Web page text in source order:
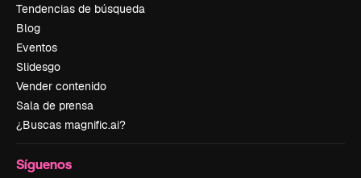
Tendencias de búsqueda
Blog
Eventos
Slidesgo
Vender contenido
Sala de prensa
¿Buscas magnific.ai?
Síguenos